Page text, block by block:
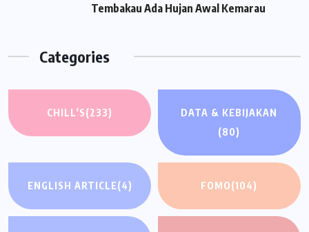
Tembakau Ada Hujan Awal Kemarau
Categories
CHILL'S(233)
DATA & KEBIJAKAN
(80)
ENGLISH ARTICLE(4) FOMO(104)